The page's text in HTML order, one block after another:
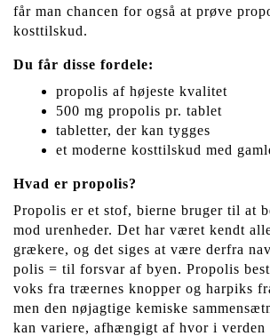
får man chancen for også at prøve
kosttilskud.
Du får disse fordele:
propolis af højeste kvalitet
500 mg propolis pr. tablet
tabletter, der kan tygges
et moderne kosttilskud med
Hvad er propolis?
Propolis er et stof, bierne bruger til at
mod urenheder. Det har været kendt
grækere, og det siges at være derfra
polis = til forsvar af byen. Propolis
voks fra træernes knopper og harpiks
men den nøjagtige kemiske
kan variere, afhængigt af hvor i verden